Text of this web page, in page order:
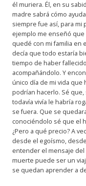
él muriera. Él, en su
madre sabrá cómo
siempre fue así, para mi
ejemplo me enseñó que
quedé con mi familia en
decía que todo estaría
tiempo de haber
acompañándolo. Y
único día de mi vida
podrían hacerlo. Sé
todavía vivía le habría
se fuera. Que se
conociéndolo sé que el
¿Pero a qué precio? A
desde el egoísmo,
entender el mensaje
muerte puede ser un
se quedan aprender a